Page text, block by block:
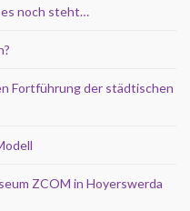
es noch steht…
Fortführung der städtischen
ZCOM in Hoyerswerda